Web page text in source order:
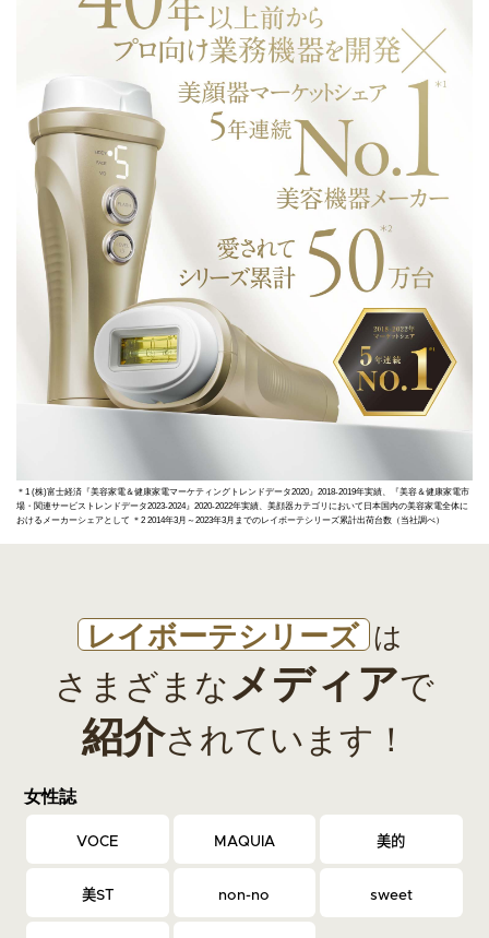
＊1 (株)富士経済『美容家電＆健康家電マーケティングトレンドデータ2020』2018-2019年実績、『美容＆健康家電市
場・関連サービストレンドデータ2023-2024』2020-2022年実績、美顔器カテゴリにおいて日本国内の美容家電全体に
おけるメーカーシェアとして ＊2 2014年3月～2023年3月までのレイボーテシリーズ累計出荷台数（当社調べ）
レイボーテシリーズ は
さまざまなメディアで
紹介されています！
女性誌
VOCE MAQUIA 美的
美ST non-no sweet